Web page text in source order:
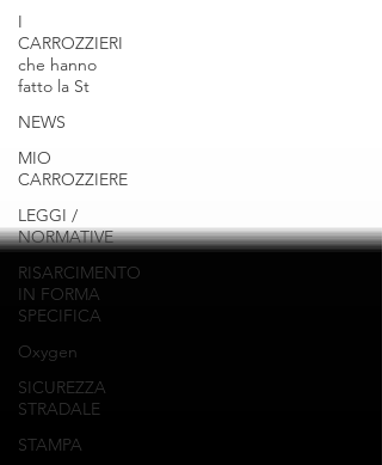
I
CARROZZIERI
che hanno
fatto la St
NEWS
MIO
CARROZZIERE
LEGGI /
NORMATIVE
RISARCIMENTO
IN FORMA
SPECIFICA
Oxygen
SICUREZZA
STRADALE
STAMPA